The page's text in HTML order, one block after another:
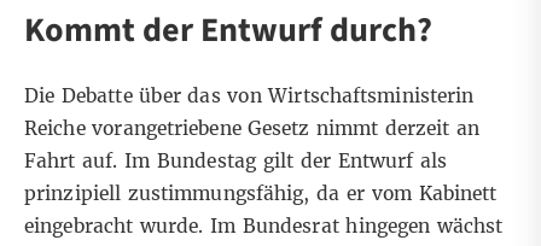
Kommt der Entwurf durch?
Die Debatte über das von Wirtschaftsministerin
Reiche vorangetriebene Gesetz nimmt derzeit an
Fahrt auf. Im Bundestag gilt der Entwurf als
prinzipiell zustimmungsfähig, da er vom Kabinett
eingebracht wurde. Im Bundesrat hingegen wächst